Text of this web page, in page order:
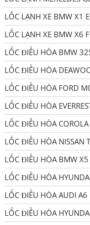
LỐC LẠNH XE BMW X1
LỐC LẠNH XE BMW X6
LỐC ĐIỀU HÒA BMW
LỐC ĐIỀU HÒA
LỐC ĐIỀU HÒA FORD
LỐC ĐIỀU HÒA
LỐC ĐIỀU HÒA COROLA
LỐC ĐIỀU HÒA NISSAN
LỐC ĐIỀU HÒA BMW X5
LỐC ĐIỀU HÒA
LỐC ĐIỀU HÒA AUDI A6
LỐC ĐIỀU HÒA